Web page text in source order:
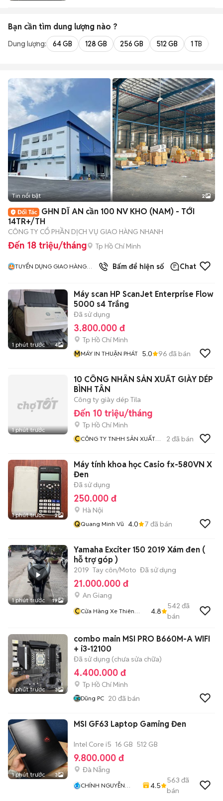
Bạn cần tìm dung lượng nào ?
Dung lượng: 64 GB 128 GB 256 GB 512 GB 1 TB
Tin nổi bật 2
GHN DĨ AN cần 100 NV KHO (NAM) - TỚI
14TR+/TH
CÔNG TY CỔ PHẦN DỊCH VỤ GIAO HÀNG NHANH
Đến 18 triệu/tháng Tp Hồ Chí Minh
TUYỂN DỤNG GIAO HÀNG
Bấm để hiện số Chat
1 phút trước 4
Máy scan HP ScanJet Enterprise Flow
5000 s4 Trắng
Đã sử dụng
3.800.000 đ
Tp Hồ Chí Minh
MMÁY IN THUẬN PHÁT 5.0 96 đã bán
1 phút trước
10 CÔNG NHÂN SẢN XUẤT GIÀY DÉP
BÌNH TÂN
Công ty giày dép Tila
Đến 10 triệu/tháng
Tp Hồ Chí Minh
CCÔNG TY TNHH SẢN XUẤT
2 đã bán
1 phút trước 2
Máy tính khoa học Casio fx-580VN X
Đen
Đã sử dụng
250.000 đ
Hà Nội
QQuang Minh Vũ 4.0 7 đã bán
1 phút trước 19
Yamaha Exciter 150 2019 Xám đen (
hỗ trợ góp )
2019 Tay côn/Moto Đã sử dụng
21.000.000 đ
An Giang
CCửa Hàng Xe Thiên
4.8
542 đã
bán
1 phút trước 3
combo main MSI PRO B660M-A WIFI
+ i3-12100
Đã sử dụng (chưa sửa chữa)
4.400.000 đ
Tp Hồ Chí Minh
Dũng PC 20 đã bán
1 phút trước 3
MSI GF63 Laptop Gaming Đen
Intel Core i5 16 GB 512 GB
9.800.000 đ
Đà Nẵng
CHÍNH NGUYỄN
4.5
563 đã
bán